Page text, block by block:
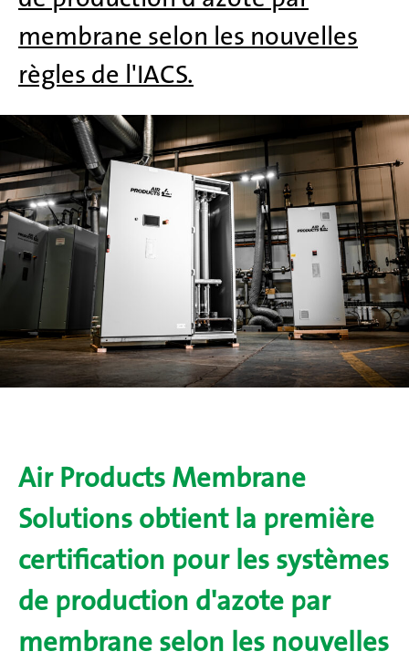
membrane selon les nouvelles
règles de l'IACS.
Air Products Membrane
Solutions obtient la première
certification pour les systèmes
de production d'azote par
membrane selon les nouvelles